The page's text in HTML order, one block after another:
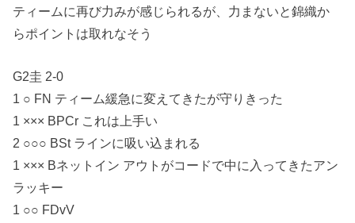
ティームに再び力みが感じられるが、力まないと錦織か
らポイントは取れなそう
G2圭 2-0
1 ○ FN ティーム緩急に変えてきたが守りきった
1 ××× BPCr これは上手い
2 ○○○ BSt ラインに吸い込まれる
1 ××× Bネットイン アウトがコードで中に入ってきたアン
ラッキー
1 ○○ FDvV